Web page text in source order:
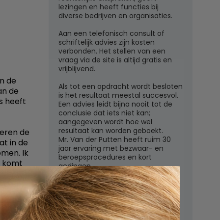
de
de
heeft
de
in de
Ik
komt
zal
nu
lezingen en heeft functies bij
diverse bedrijven en organisaties.
Aan een telefonisch consult of
schriftelijk advies zijn kosten
verbonden. Het stellen van een
vraag via de site is altijd gratis en
vrijblijvend.
Als tot een opdracht wordt besloten
is het resultaat meestal succesvol.
Een advies leidt bijna nooit tot de
conclusie dat iets niet kan;
aangegeven wordt hoe wel
resultaat kan worden geboekt.
Mr. Van der Putten heeft ruim 30
jaar ervaring met bezwaar- en
beroepsprocedures en kort
gedingen.
Juridisch adviesbureau mr. W.G.H.M.
van der Putten c.s.
Zutphensestraatweg 7
6881 WN Velp (Gld)